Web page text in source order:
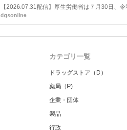
【2026.07.31配信】厚生労働省は７月30日、
dgsonline
カテゴリ一覧
ドラッグストア（D）
薬局（P)
企業・団体
製品
行政